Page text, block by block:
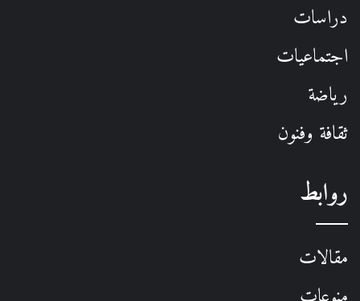
دراسات
اجتماعيات
رياضة
ثقافة وفنون
روابط
مقالات